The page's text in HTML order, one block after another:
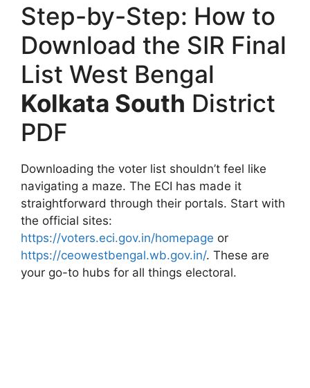
Step-by-Step: How to
Download the SIR Final
List West Bengal
Kolkata South District
PDF
Downloading the voter list shouldn’t feel like
navigating a maze. The ECI has made it
straightforward through their portals. Start with
the official sites:
https://voters.eci.gov.in/homepage or
https://ceowestbengal.wb.gov.in/. These are
your go-to hubs for all things electoral.